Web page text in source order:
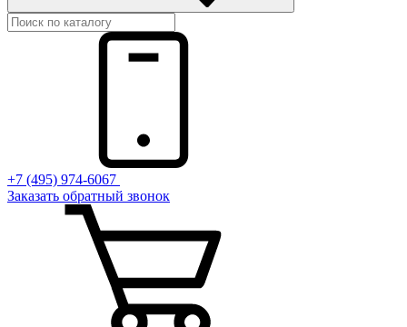
+7 (495) 974-6067
Заказать обратный звонок